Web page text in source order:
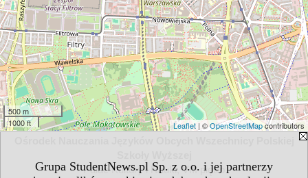
Grupa StudentNews.pl Sp. z o.o. i jej partnerzy
500 m
1000 ft
Leaflet | ©OpenStreetMapcontributors
Pałac Kultury i Nauki, VIII piętro